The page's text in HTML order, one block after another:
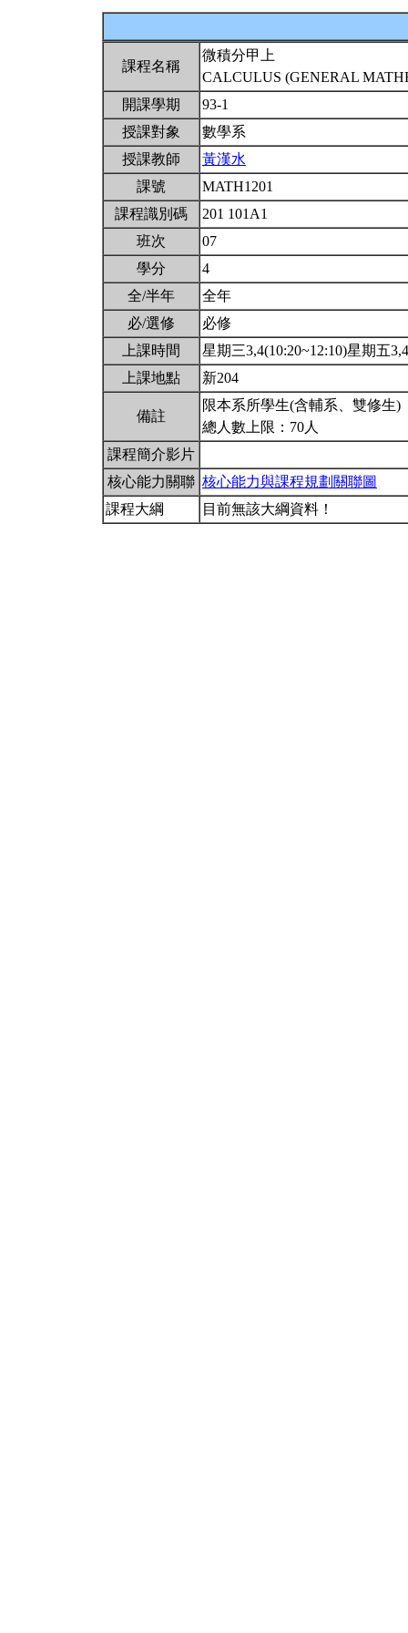
課程名稱
微積分甲上
CALCULUS (GENERAL
開課學期
93-1
授課對象
數學系
授課教師
黃漢水
課號
MATH1201
課程識別碼
201 101A1
班次
07
學分
4
全/半年
全年
必/選修
必修
上課時間
星期三3,4(10:20~12:10)星期五
上課地點
新204
備註
限本系所學生(含輔系、雙修生)
總人數上限：70人
課程簡介影片
核心能力關聯 核心能力與課程規劃關聯圖
課程大綱
目前無該大綱資料！